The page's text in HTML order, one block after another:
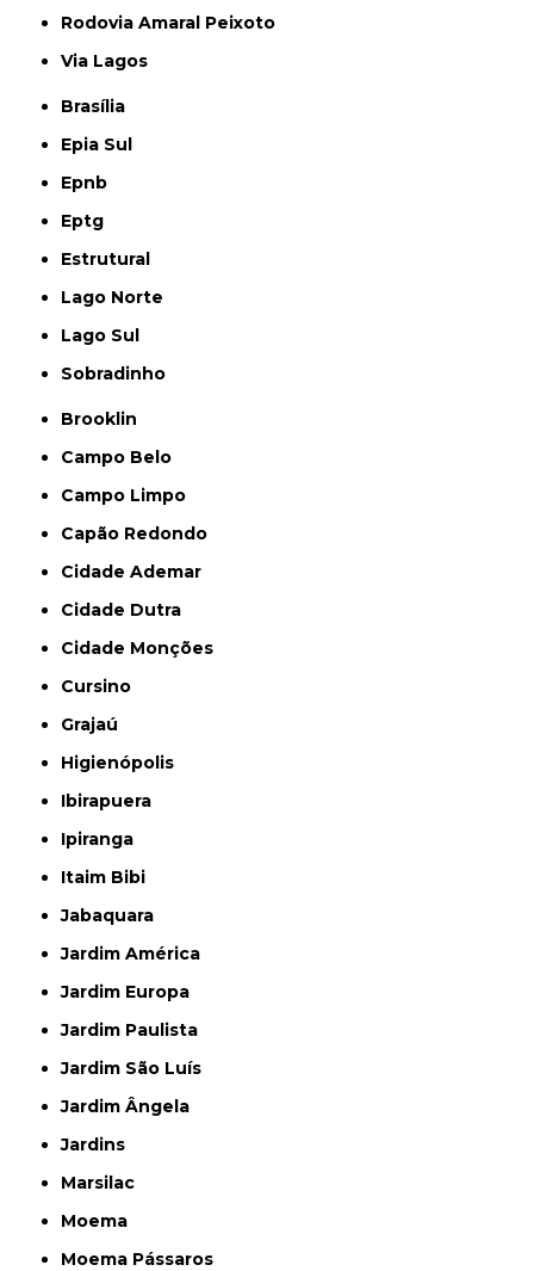
Rodovia Amaral Peixoto
Via Lagos
Brasília
Epia Sul
Epnb
Eptg
Estrutural
Lago Norte
Lago Sul
Sobradinho
Brooklin
Campo Belo
Campo Limpo
Capão Redondo
Cidade Ademar
Cidade Dutra
Cidade Monções
Cursino
Grajaú
Higienópolis
Ibirapuera
Ipiranga
Itaim Bibi
Jabaquara
Jardim América
Jardim Europa
Jardim Paulista
Jardim São Luís
Jardim Ângela
Jardins
Marsilac
Moema
Moema Pássaros